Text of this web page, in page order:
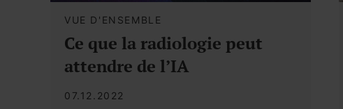
VUE D'ENSEMBLE
Ce que la radiologie peut
attendre de l’IA
07.12.2022